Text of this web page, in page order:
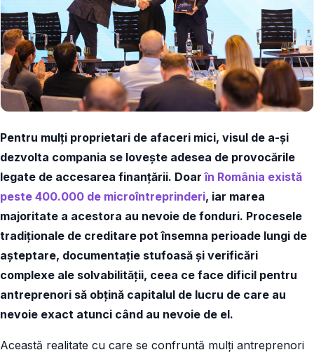
Pentru mulți proprietari de afaceri mici, visul de a-și
dezvolta compania se lovește adesea de provocările
legate de accesarea finanțării. Doarîn România există
peste 400.000 de microîntreprinderi, iar marea
majoritate a acestora au nevoie de fonduri. Procesele
tradiționale de creditare pot însemna perioade lungi de
așteptare, documentație stufoasă și verificări
complexe ale solvabilității, ceea ce face dificil pentru
antreprenori să obțină capitalul de lucru de care au
nevoie exact atunci când au nevoie de el.
Această realitate cu care se confruntă mulți antreprenori